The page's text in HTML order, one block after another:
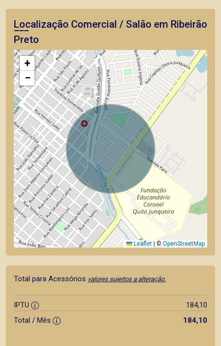
Localização Comercial / Salão em Ribeirão
Preto
+
−
Leaflet © OpenStreetMap
Total para Acessórios valores sujeitos a alteração.
IPTU
184,10
Total / Mês
184,10